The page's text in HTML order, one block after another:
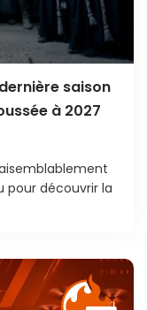
saison
à 2027
pour découvrir la